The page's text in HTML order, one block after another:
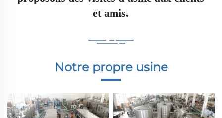
et amis.
Notre propre usine